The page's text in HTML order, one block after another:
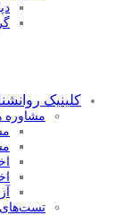
کلینیک
مشاوره
تست‌های